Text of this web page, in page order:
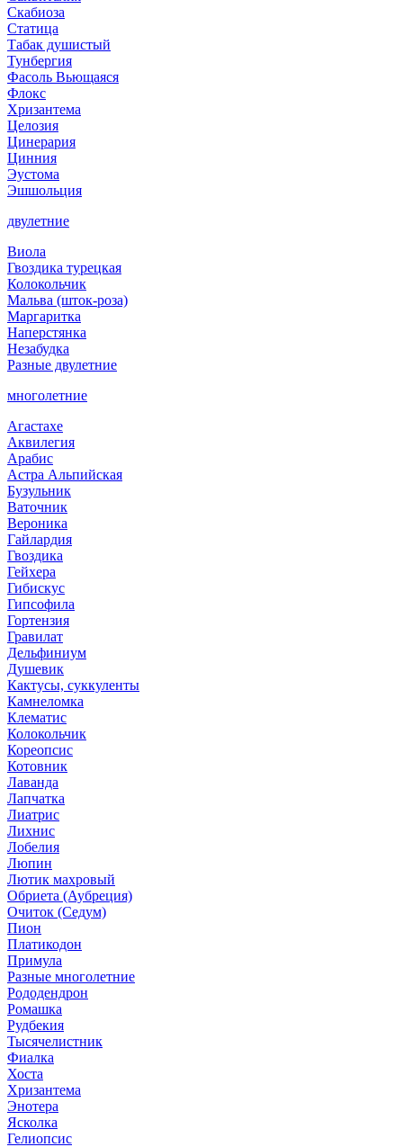
Скабиоза
Статица
Табак душистый
Тунбергия
Фасоль Вьющаяся
Флокс
Хризантема
Целозия
Цинерария
Цинния
Эустома
Эшшольция
двулетние
Виола
Гвоздика турецкая
Колокольчик
Мальва (шток-роза)
Маргаритка
Наперстянка
Незабудка
Разные двулетние
многолетние
Агастахе
Аквилегия
Арабис
Астра Альпийская
Бузульник
Ваточник
Вероника
Гайлардия
Гвоздика
Гейхера
Гибискус
Гипсофила
Гортензия
Гравилат
Дельфиниум
Душевик
Кактусы, суккуленты
Камнеломка
Клематис
Колокольчик
Кореопсис
Котовник
Лаванда
Лапчатка
Лиатрис
Лихнис
Лобелия
Люпин
Лютик махровый
Обриета (Аубреция)
Очиток (Седум)
Пион
Платикодон
Примула
Разные многолетние
Рододендрон
Ромашка
Рудбекия
Тысячелистник
Фиалка
Хоста
Хризантема
Энотера
Ясколка
Гелиопсис